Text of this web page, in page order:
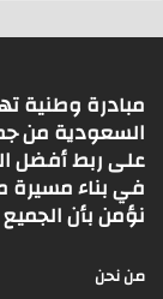
مبادرة وطنية
السعودية من
على ربط أفضل
في بناء مسيرة
نؤمن بأن
من نحن